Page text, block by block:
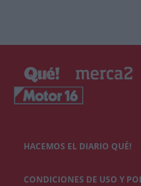
HACEMOS EL DIARIO QUÉ!
CONDICIONES DE USO Y